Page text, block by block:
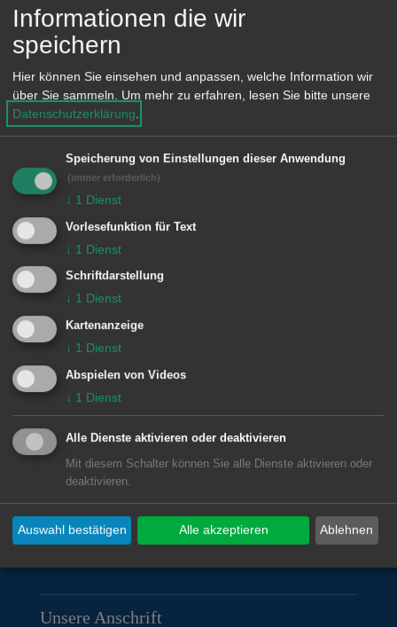
Bei der Erkundung wurden Bauarbeiten
als Auslösegrund festgestellt.
Besondere Vorkommnisse:
5/43 außer Dienst
Einheiten Feuerwehr Aalen:
Kommando
Zugführer vom Dienst
1 Aalen
4 Unterkochen
Unsere Anschrift
Informationen die wir
speichern
Hier können Sie einsehen und anpassen, welche Information wir
über Sie sammeln.
Um mehr zu erfahren, lesen Sie bitte unsere
Datenschutzerklärung
Speicherung von Einstellungen dieser Anwendung
(immer erforderlich)
↓ 1 Dienst
Vorlesefunktion für Text
↓ 1 Dienst
Schriftdarstellung
↓ 1 Dienst
Kartenanzeige
↓ 1 Dienst
Abspielen von Videos
↓ 1 Dienst
Alle Dienste aktivieren oder deaktivieren
Mit diesem Schalter können Sie alle Dienste aktivieren oder
deaktivieren.
Ablehnen
Auswahl bestätigen Alle akzeptieren